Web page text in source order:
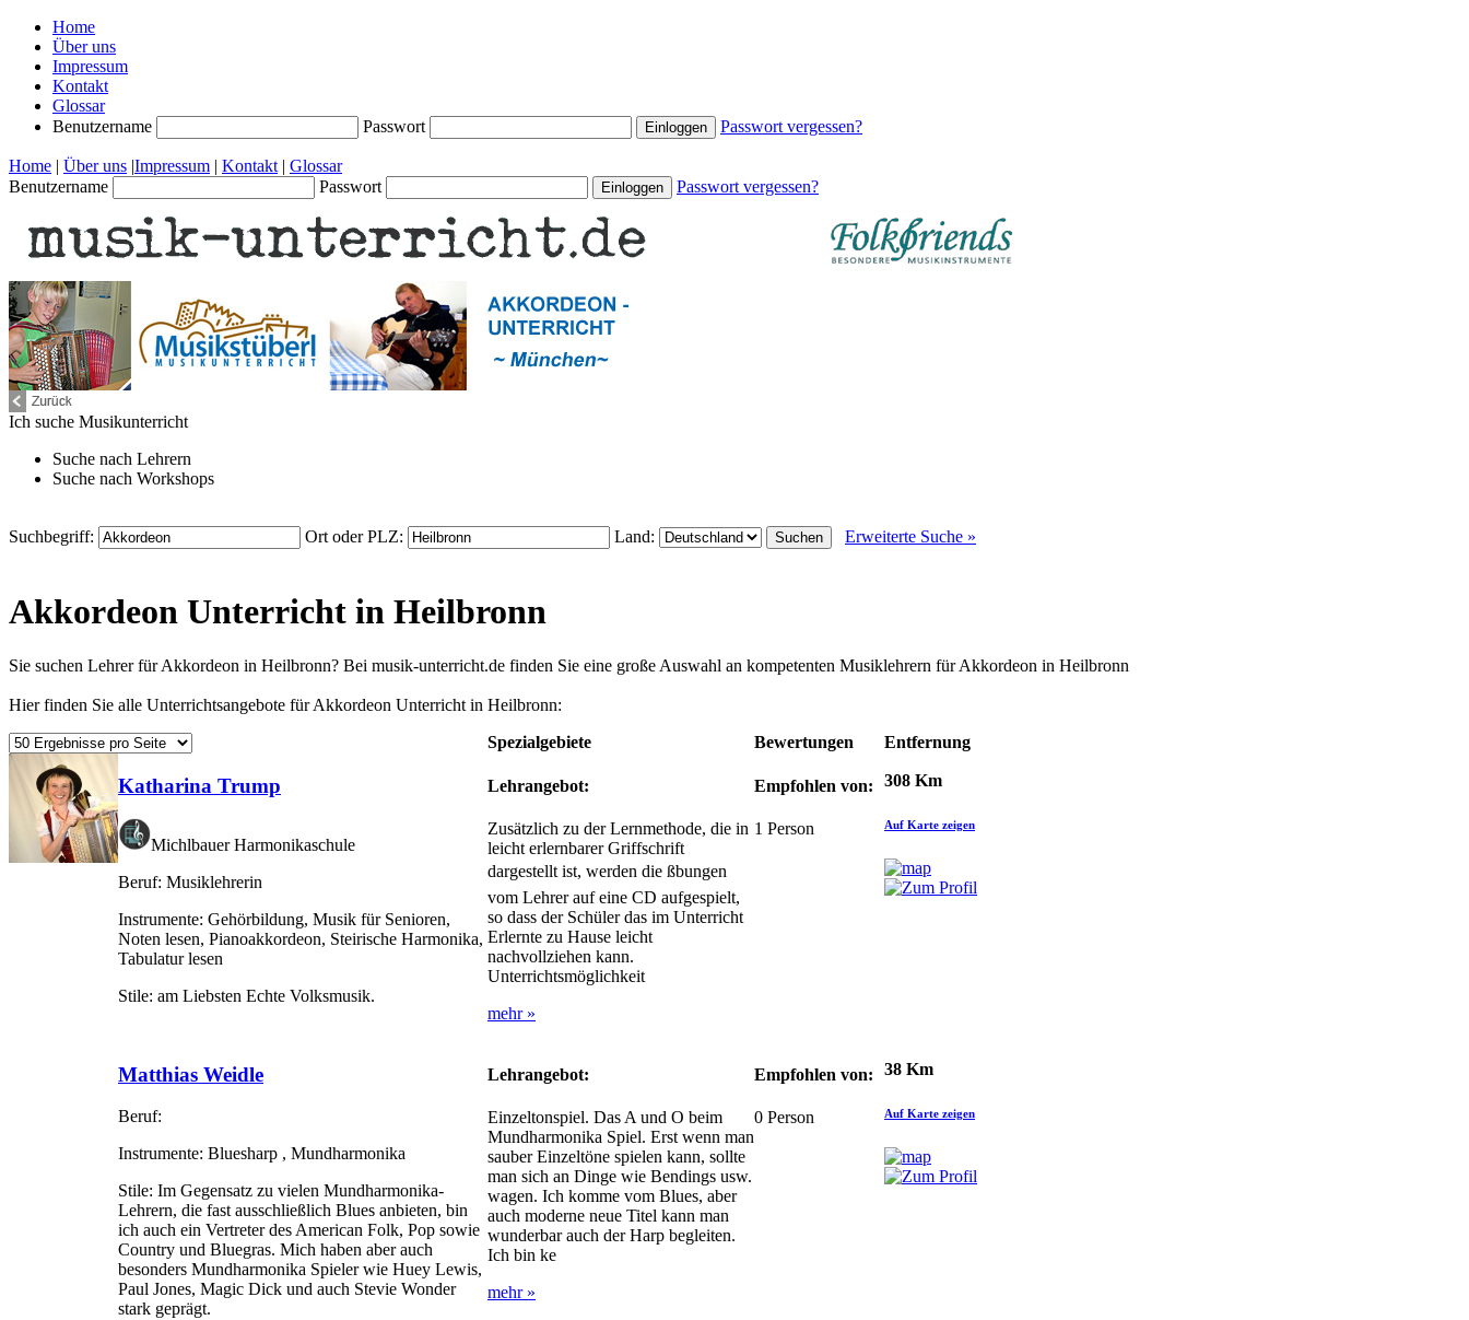
Home
Über uns
Impressum
Kontakt
Glossar
Benutzername
Passwort Passwort vergessen?
Home | Über uns |Impressum | Kontakt | Glossar
Benutzername
Passwort Passwort vergessen?
Ich suche Musikunterricht
Suche nach Lehrern
Suche nach Workshops
Suchbegriff: Ort oder PLZ: Land: Erweiterte Suche »
Akkordeon Unterricht in Heilbronn
Sie suchen Lehrer für Akkordeon in Heilbronn? Bei musik-unterricht.de finden Sie eine große Auswahl an kompetenten Musiklehrern für Akkordeon in Heilbronn
Hier finden Sie alle Unterrichtsangebote für Akkordeon Unterricht in Heilbronn:
Spezialgebiete
Bewertungen Entfernung
Katharina Trump
Michlbauer Harmonikaschule
Beruf: Musiklehrerin
Instrumente: Gehörbildung, Musik für Senioren,
Noten lesen, Pianoakkordeon, Steirische Harmonika,
Tabulatur lesen
Stile: am Liebsten Echte Volksmusik.
Lehrangebot:
Zusätzlich zu der Lernmethode, die in
leicht erlernbarer Griffschrift
dargestellt ist, werden die ßbungen
vom Lehrer auf eine CD aufgespielt,
so dass der Schüler das im Unterricht
Erlernte zu Hause leicht
nachvollziehen kann.
Unterrichtsmöglichkeit
mehr »
Empfohlen von:
1 Person
308 Km
Auf Karte zeigen
Matthias Weidle
Beruf:
Instrumente: Bluesharp , Mundharmonika
Stile: Im Gegensatz zu vielen Mundharmonika-
Lehrern, die fast ausschließlich Blues anbieten, bin
ich auch ein Vertreter des American Folk, Pop sowie
Country und Bluegras. Mich haben aber auch
besonders Mundharmonika Spieler wie Huey Lewis,
Paul Jones, Magic Dick und auch Stevie Wonder
stark geprägt.
Lehrangebot:
Einzeltonspiel. Das A und O beim
Mundharmonika Spiel. Erst wenn man
sauber Einzeltöne spielen kann, sollte
man sich an Dinge wie Bendings usw.
wagen. Ich komme vom Blues, aber
auch moderne neue Titel kann man
wunderbar auch der Harp begleiten.
Ich bin ke
mehr »
Empfohlen von:
0 Person
38 Km
Auf Karte zeigen